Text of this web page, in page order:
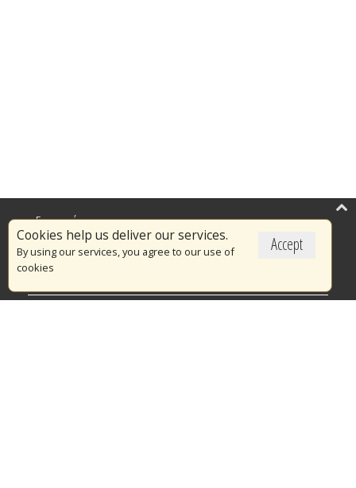
Accept
Cookies help us deliver our services.
By using our services, you agree to our use of
cookies
Επικαιρότητα
Το Πυροσβεστικό Σώμα